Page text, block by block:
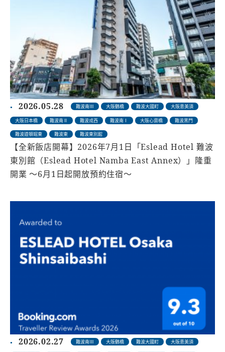
2026.05.28 難波南Ⅲ 大阪鶴橋 難波大國町 大阪恵美須
大阪日本橋 難波南Ⅱ 難波戎西 難波南Ⅰ 大阪心齋橋 難波黑門
難波道頓堀東 難波東 難波東別館
【全新飯店開幕】2026年7月1日「Eslead Hotel 難波
東別館（Eslead Hotel Namba East Annex）」隆重
開業 〜6月1日起開放預約住宿〜
2026.02.27 難波南Ⅲ 大阪鶴橋 難波大國町 大阪恵美須